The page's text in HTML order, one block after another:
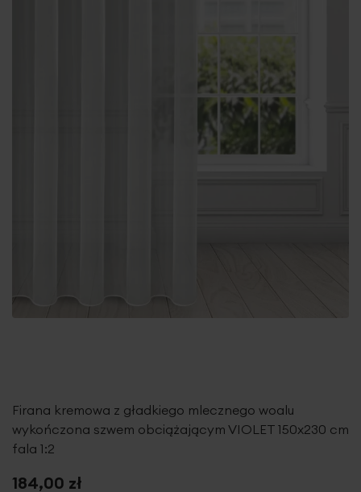
Firana kremowa z gładkiego mlecznego woalu
wykończona szwem obciążającym VIOLET 150x230 cm
fala 1:2
184,00 zł